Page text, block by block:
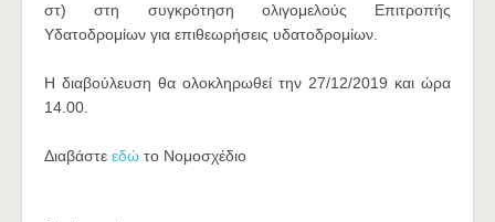
στ) στη συγκρότηση ολιγομελούς Επιτροπής
Υδατοδρομίων για επιθεωρήσεις υδατοδρομίων.
Η διαβούλευση θα ολοκληρωθεί την 27/12/2019 και ώρα
14.00.
Διαβάστε εδώ το Νομοσχέδιο